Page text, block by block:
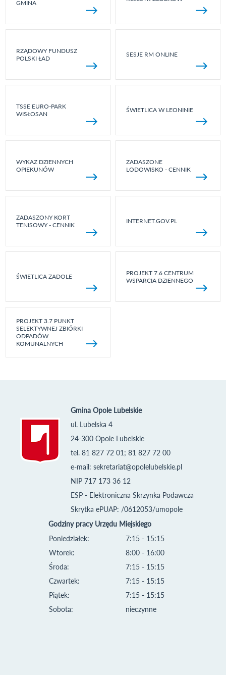
GMINA
RZĄDOWY FUNDUSZ
POLSKI ŁAD
SESJE RM ONLINE
TSSE EURO-PARK
WISŁOSAN
ŚWIETLICA W LEONINIE
WYKAZ DZIENNYCH
OPIEKUNÓW
ZADASZONE
LODOWISKO - CENNIK
ZADASZONY KORT
TENISOWY - CENNIK
INTERNET.GOV.PL
ŚWIETLICA ZADOLE
PROJEKT 7.6 CENTRUM
WSPARCIA DZIENNEGO
PROJEKT 3.7 PUNKT
SELEKTYWNEJ ZBIÓRKI
ODPADÓW
KOMUNALNYCH
Gmina Opole Lubelskie
ul. Lubelska 4
24-300 Opole Lubelskie
tel. 81 827 72 01; 81 827 72 00
e-mail: sekretariat@opolelubelskie.pl
NIP 717 173 36 12
ESP - Elektroniczna Skrzynka Podawcza
Skrytka ePUAP: /0612053/umopole
Godziny pracy Urzędu Miejskiego
Poniedziałek:
Wtorek:
Środa:
Czwartek:
Piątek:
Sobota:
7:15 - 15:15
8:00 - 16:00
7:15 - 15:15
7:15 - 15:15
7:15 - 15:15
nieczynne